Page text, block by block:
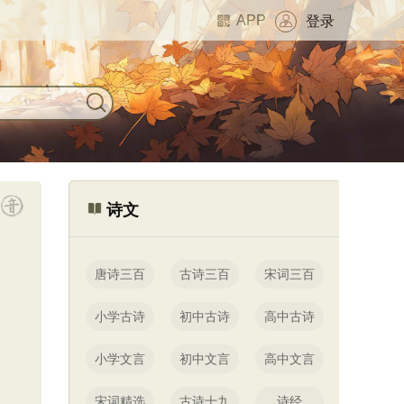
APP 登录
诗文
唐诗三百 古诗三百 宋词三百
小学古诗 初中古诗 高中古诗
小学文言 初中文言 高中文言